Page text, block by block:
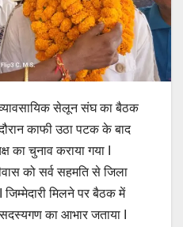
सेलून संघ का बैठक
काफी उठा पटक के बाद
का चुनाव कराया गया I
को सर्व सहमति से जिला
मिलने पर बैठक में
का आभार जताया I